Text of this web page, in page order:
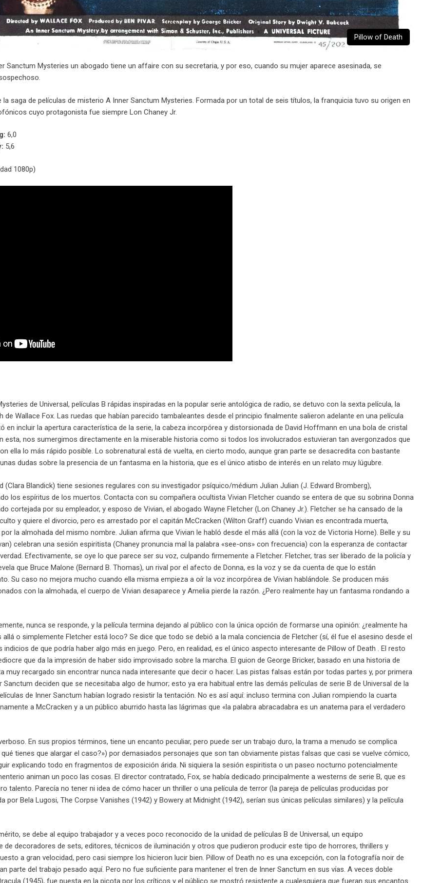
Pillow of Death
Sanctum Mysteries un abogado tiene un affaire con su secretaria, y por eso, cuando su mujer aparece asesinada, se
la saga de películas de misterio A Inner Sanctum Mysteries. Formada por un total de seis títulos, la franquicia tuvo su origen en
cuyo protagonista fue siempre Lon Chaney Jr.
6,0
5,6
1080p)
de Universal, películas B rápidas inspiradas en la popular serie antológica de radio, se detuvo con la sexta película, la
de Wallace Fox. Las ruedas que habían parecido tambaleantes desde el principio finalmente salieron adelante en una película
en incluir la apertura característica de la serie, la cabeza incorpórea y distorsionada de David Hoffmann en una bola de cristal
esta, nos sumergimos directamente en la miserable historia como si todos los involucrados estuvieran tan avergonzados que
ella lo más rápido posible. Lo sobrenatural está de vuelta, en cierto modo, aunque gran parte se desacredita con bastante
dudas sobre la presencia de un fantasma en la historia, que es el único atisbo de interés en un relato muy lúgubre.
(Clara Blandick) tiene sesiones regulares con su investigador psíquico/médium Julian Julian (J. Edward Bromberg),
los espíritus de los muertos. Contacta con su compañera ocultista Vivian Fletcher cuando se entera de que su sobrina Donna
cortejada por su empleador, y esposo de Vivian, el abogado Wayne Fletcher (Lon Chaney Jr.). Fletcher se ha cansado de la
y quiere el divorcio, pero es arrestado por el capitán McCracken (Wilton Graff) cuando Vivian es encontrada muerta,
la almohada del mismo nombre. Julian afirma que Vivian le habló desde el más allá (con la voz de Victoria Horne). Belle y su
celebran una sesión espiritista (Chaney pronuncia mal la palabra «see-ons» con frecuencia) con la esperanza de contactar
Efectivamente, se oye lo que parece ser su voz, culpando firmemente a Fletcher. Fletcher, tras ser liberado de la policía y
que Bruce Malone (Bernard B. Thomas), un rival por el afecto de Donna, es la voz y se da cuenta de que lo están
Su caso no mejora mucho cuando ella misma empieza a oír la voz incorpórea de Vivian hablándole. Se producen más
con la almohada, el cuerpo de Vivian desaparece y Amelia pierde la razón. ¿Pero realmente hay un fantasma rondando a
nunca se responde, y la película termina dejando al público con la única opción de formarse una opinión: ¿realmente ha
allá o simplemente Fletcher está loco? Se dice que todo se debió a la mala conciencia de Fletcher (sí, él fue el asesino desde el
indicios de que podría haber algo más en juego. Pero, en realidad, es el único aspecto interesante de Pillow of Death . El resto
que da la impresión de haber sido improvisado sobre la marcha. El guion de George Bricker, basado en una historia de
muy recargado sin encontrar nunca nada interesante que decir o hacer. Las pistas falsas están por todas partes y, por primera
Sanctum deciden que se necesitaba algo de humor; esto ya era habitual entre las demás películas de serie B de Universal de la
de Inner Sanctum habían logrado resistir la tentación. No es así aquí: incluso termina con Julian rompiendo la cuarta
a McCracken y a un público aburrido hasta las lágrimas que «la palabra abracadabra es un anatema para el verdadero
En sus propios términos, tiene un encanto peculiar, pero puede ser un trabajo duro, la trama a menudo se complica
tienes que alargar el caso?») por demasiados personajes que son tan obviamente pistas falsas que casi se vuelve cómico,
explicando todo en fragmentos de exposición árida. Ni siquiera la sesión espiritista o un paseo nocturno potencialmente
animan un poco las cosas. El director contratado, Fox, se había dedicado principalmente a westerns de serie B, que es
talento. Parecía no tener ni idea de cómo hacer un thriller o una película de terror (la pareja de películas producidas por
por Bela Lugosi, The Corpse Vanishes (1942) y Bowery at Midnight (1942), serían sus únicas películas similares) y la película
se debe al equipo trabajador y a veces poco reconocido de la unidad de películas B de Universal, un equipo
de decoradores de sets, editores, técnicos de iluminación y otros que pudieron producir este tipo de horrores, thrillers y
a gran velocidad, pero casi siempre los hicieron lucir bien. Pillow of Death no es una excepción, con la fotografía noir de
parte del trabajo pesado aquí. Pero no fue suficiente para mantener el tren de Inner Sanctum en sus vías. A veces doble
(1945), fue puesta en la picota por los críticos y el público se mostró resistente a cualesquiera que fueran sus encantos.